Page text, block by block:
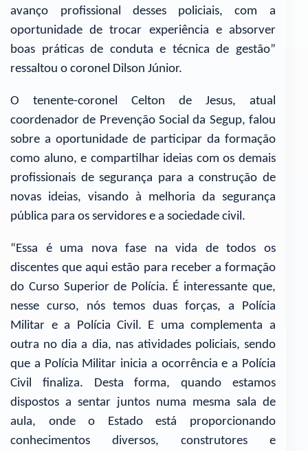
avanço profissional desses policiais, com a
oportunidade de trocar experiência e absorver
boas práticas de conduta e técnica de gestão”
ressaltou o coronel Dilson Júnior.
O tenente-coronel Celton de Jesus, atual
coordenador de Prevenção Social da Segup, falou
sobre a oportunidade de participar da formação
como aluno, e compartilhar ideias com os demais
profissionais de segurança para a construção de
novas ideias, visando à melhoria da segurança
pública para os servidores e a sociedade civil.
“Essa é uma nova fase na vida de todos os
discentes que aqui estão para receber a formação
do Curso Superior de Polícia. É interessante que,
nesse curso, nós temos duas forças, a Polícia
Militar e a Polícia Civil. E uma complementa a
outra no dia a dia, nas atividades policiais, sendo
que a Polícia Militar inicia a ocorrência e a Polícia
Civil finaliza. Desta forma, quando estamos
dispostos a sentar juntos numa mesma sala de
aula, onde o Estado está proporcionando
conhecimentos diversos, construtores e